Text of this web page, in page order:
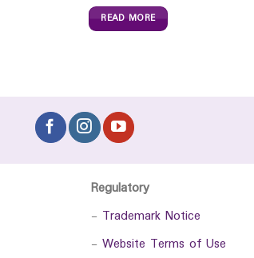
READ MORE
Regulatory
- Trademark Notice
- Website Terms of Use